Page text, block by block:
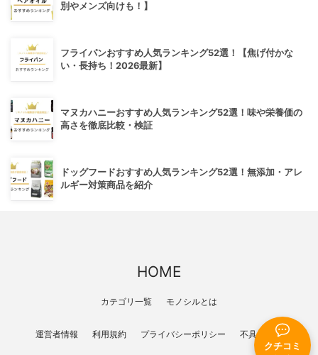
クチコミ
別やメンズ向けも！】
フライパンおすすめ人気ランキング52選！【焦げ付かな
い・長持ち！2026最新】
マヌカハニーおすすめ人気ランキング52選！味や栄養価の
高さを徹底比較・検証
ドッグフードおすすめ人気ランキング52選！無添加・アレ
ルギー対策商品を紹介
HOME
カテゴリ一覧 モノシルとは
運営者情報 利用規約 プライバシーポリシー 不具合報告